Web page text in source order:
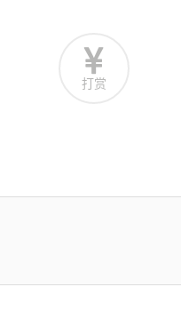
打赏